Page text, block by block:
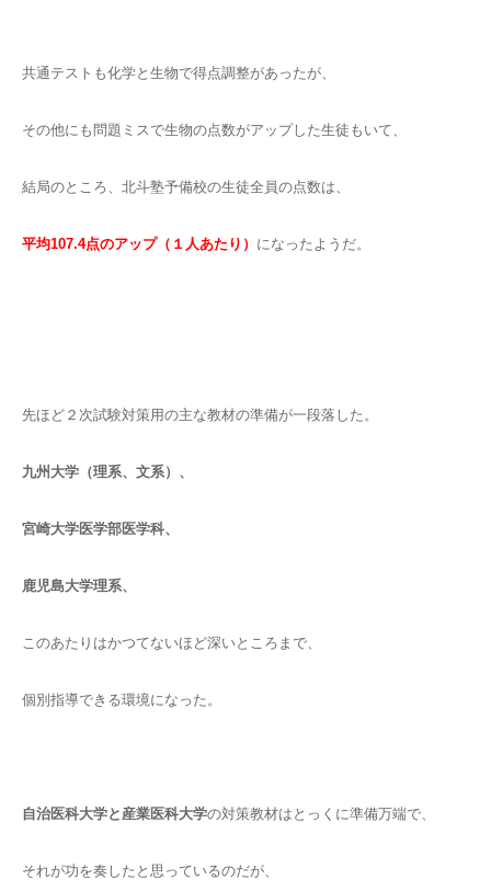
共通テストも化学と生物で得点調整があったが、
その他にも問題ミスで生物の点数がアップした生徒もいて、
結局のところ、北斗塾予備校の生徒全員の点数は、
平均107.4点のアップ（１人あたり） になったようだ。
先ほど２次試験対策用の主な教材の準備が一段落した。
九州大学（理系、文系）、
宮崎大学医学部医学科、
鹿児島大学理系、
このあたりはかつてないほど深いところまで、
個別指導できる環境になった。
自治医科大学と産業医科大学の対策教材はとっくに準備万端で、
それが功を奏したと思っているのだが、